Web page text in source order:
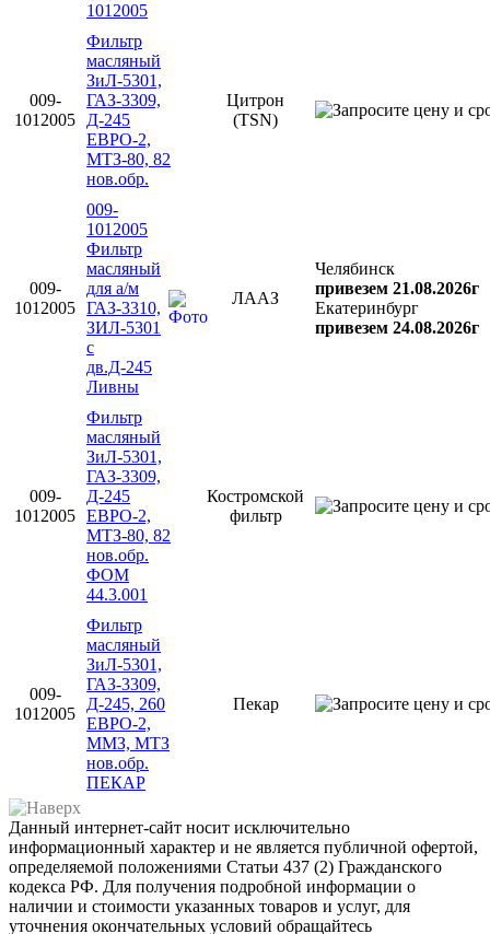
1012005
009-
1012005
Фильтр
масляный
ЗиЛ-5301,
ГАЗ-3309,
Д-245
ЕВРО-2,
МТЗ-80, 82
нов.обр.
Цитрон
(TSN)
009-
1012005
009-
1012005
Фильтр
масляный
для а/м
ГАЗ-3310,
ЗИЛ-5301
с
дв.Д-245
Ливны
ЛААЗ
Челябинск
привезем 21.08.2026г
Екатеринбург
привезем 24.08.2026г
009-
1012005
Фильтр
масляный
ЗиЛ-5301,
ГАЗ-3309,
Д-245
ЕВРО-2,
МТЗ-80, 82
нов.обр.
ФОМ
44.3.001
Костромской
фильтр
009-
1012005
Фильтр
масляный
ЗиЛ-5301,
ГАЗ-3309,
Д-245, 260
ЕВРО-2,
ММЗ, МТЗ
нов.обр.
ПЕКАР
Пекар
Данный интернет-сайт носит исключительно
информационный характер и не является публичной офертой,
определяемой положениями Статьи 437 (2) Гражданского
кодекса РФ. Для получения подробной информации о
наличии и стоимости указанных товаров и услуг, для
уточнения окончательных условий обращайтесь